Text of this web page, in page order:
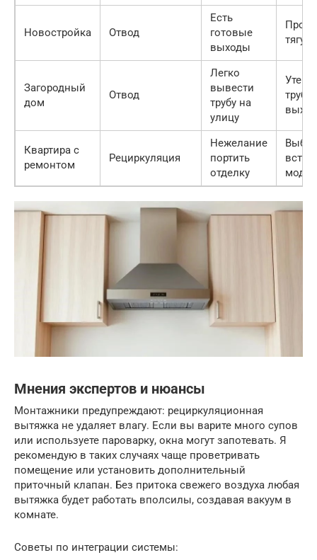
Новостройка Отвод
Есть
готовые
выходы
тягу
Загородный
дом
Отвод
Легко
вывести
трубу на
улицу
трубу
Квартира с
ремонтом
Рециркуляция
Нежелание
портить
отделку
Мнения экспертов и нюансы
Монтажники предупреждают: рециркуляционная
вытяжка не удаляет влагу. Если вы варите много супов
или используете пароварку, окна могут запотевать. Я
рекомендую в таких случаях чаще проветривать
помещение или установить дополнительный
приточный клапан. Без притока свежего воздуха любая
вытяжка будет работать вполсилы, создавая вакуум в
комнате.
Советы по интеграции системы: